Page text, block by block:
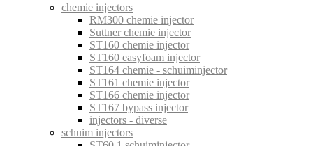
chemie injectors
RM300 chemie injector
Suttner chemie injector
ST160 chemie injector
ST160 easyfoam injector
ST164 chemie - schuiminjector
ST161 chemie injector
ST166 chemie injector
ST167 bypass injector
injectors - diverse
schuim injectors